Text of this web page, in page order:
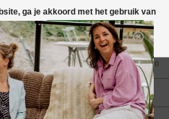
+31 58 250 1503
0
FYSIEKE WINKEL
in Mantgum (frl)
ga je akkoord met het gebruik van
Dit bericht verbergen
cookies »